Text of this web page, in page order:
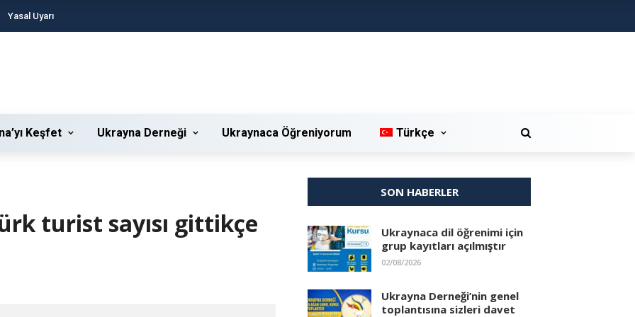
Yasal Uyarı
Keşfet Ukrayna Derneği Ukraynaca Öğreniyorum Türkçe
turist sayısı gittikçe
SON HABERLER
Ukraynaca dil öğrenimi için
grup kayıtları açılmıştır
02/08/2026
Ukrayna Derneği’nin genel
toplantısına sizleri davet